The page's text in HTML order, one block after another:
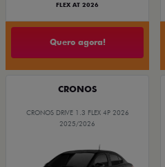
FLEX AT 2026
Quero agora!
CRONOS
CRONOS DRIVE 1.3 FLEX 4P 2026
2025/2026